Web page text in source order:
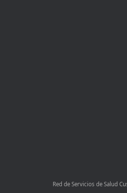
Red de Servicios de Salud